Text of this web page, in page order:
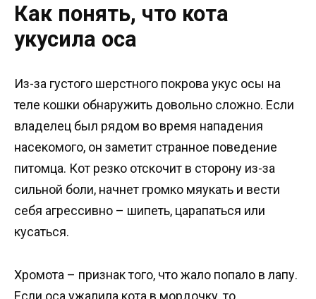
Как понять, что кота
укусила оса
Из-за густого шерстного покрова укус осы на
теле кошки обнаружить довольно сложно. Если
владелец был рядом во время нападения
насекомого, он заметит странное поведение
питомца. Кот резко отскочит в сторону из-за
сильной боли, начнет громко мяукать и вести
себя агрессивно – шипеть, царапаться или
кусаться.
Хромота – признак того, что жало попало в лапу.
Если оса ужалила кота в мордочку, то